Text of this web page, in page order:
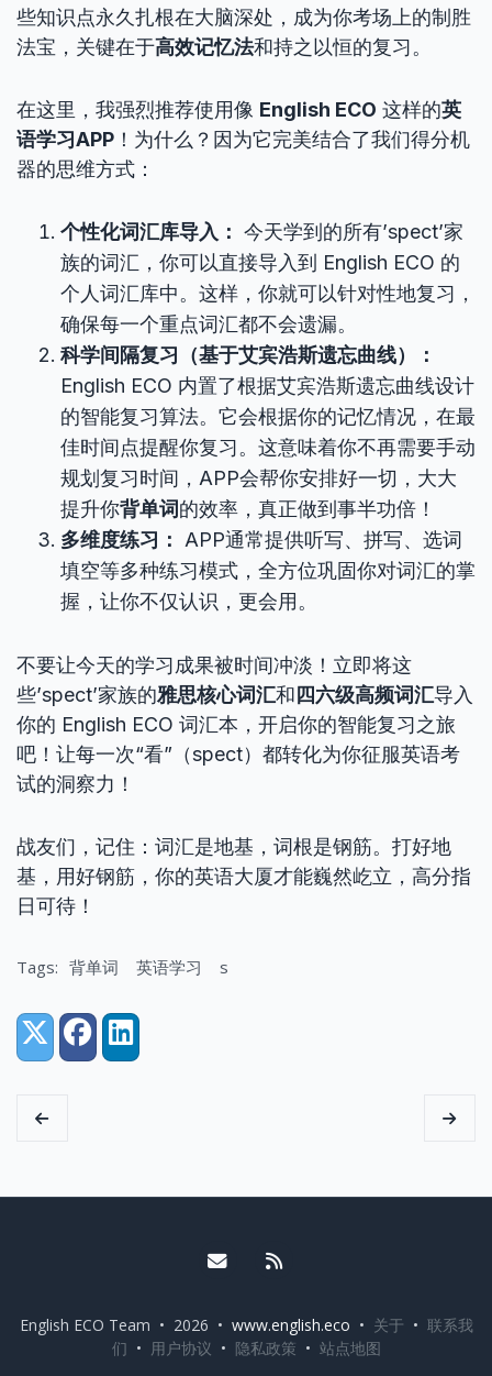
些知识点永久扎根在大脑深处，成为你考场上的制胜
法宝，关键在于高效记忆法和持之以恒的复习。
在这里，我强烈推荐使用像 English ECO 这样的英
语学习APP ！为什么？因为它完美结合了我们得分机
器的思维方式：
个性化词汇库导入： 今天学到的所有’spect’家
族的词汇，你可以直接导入到 English ECO 的
个人词汇库中。这样，你就可以针对性地复习，
确保每一个重点词汇都不会遗漏。
科学间隔复习（基于艾宾浩斯遗忘曲线）：
English ECO 内置了根据艾宾浩斯遗忘曲线设计
的智能复习算法。它会根据你的记忆情况，在最
佳时间点提醒你复习。这意味着你不再需要手动
规划复习时间，APP会帮你安排好一切，大大
提升你背单词的效率，真正做到事半功倍！
多维度练习：
APP通常提供听写、拼写、选词
填空等多种练习模式，全方位巩固你对词汇的掌
握，让你不仅认识，更会用。
不要让今天的学习成果被时间冲淡！立即将这
些’spect’家族的雅思核心词汇和 四六级高频词汇导入
你的 English ECO 词汇本，开启你的智能复习之旅
吧！让每一次“看”（spect）都转化为你征服英语考
试的洞察力！
战友们，记住：词汇是地基，词根是钢筋。打好地
基，用好钢筋，你的英语大厦才能巍然屹立，高分指
日可待！
Tags: 背单词 英语学习 s
Share:
X (Twitter)
FacebookLinkedIn
Email me
English ECO Team • 2026 • www.english.eco • 关于 • 联系我
们 • 用户协议 • 隐私政策 • 站点地图